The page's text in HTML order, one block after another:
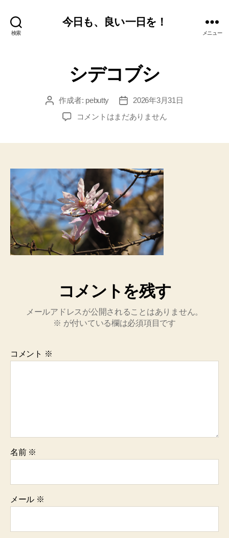
検索
今日も、良い一日を！
メニュー
シデコブシ
投
作成者: pebutty
投
稿
日
2026年3月31日
シ
へ
の
コメントはまだありません
コメントを残す
メールアドレスが公開されることはありません。
※ が付いている欄は必須項目です
コメント ※
名前 ※
メール ※